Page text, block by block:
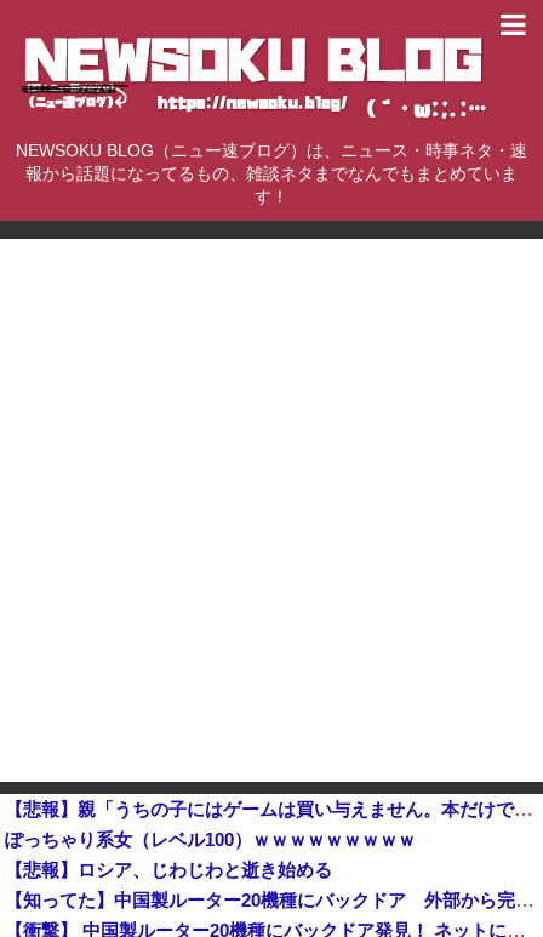
NEWSOKU BLOG（ニュー速ブログ）は、ニュース・時事ネタ・速
報から話題になってるもの、雑談ネタまでなんでもまとめていま
す！
【悲報】親「うちの子にはゲームは買い与えません。本だけで十分」→結果・・・・・・・・・他
ぽっちゃり系女（レベル100）ｗｗｗｗｗｗｗｗｗ
【悲報】ロシア、じわじわと逝き始める
【知ってた】中国製ルーター20機種にバックドア 外部から完全制御
【衝撃】 中国製ルーター20機種にバックドア発見！ ネットに繋ぐだけで35秒ごとに中国のサーバーと通信